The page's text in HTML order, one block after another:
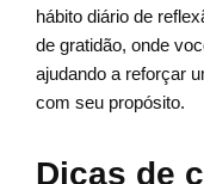
hábito diário de
de gratidão, onde
ajudando a reforçar
com seu propósito.
Dicas de